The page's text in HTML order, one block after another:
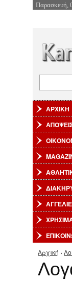
Παρασκευή,
ΑΡΧΙΚΗ
Αρχική ›